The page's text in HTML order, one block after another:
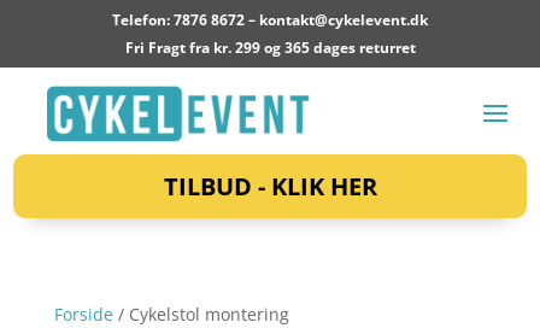
Telefon: 7876 8672 – kontakt@cykelevent.dk
Fri Fragt fra kr. 299 og 365 dages returret
TILBUD - KLIK HER
Forside/ Cykelstol montering